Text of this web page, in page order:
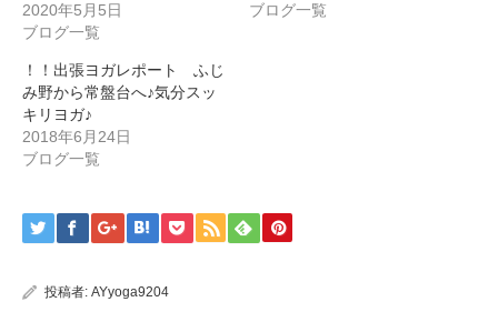
2020年5月5日
ブログ一覧
ブログ一覧
！！出張ヨガレポート ふじ
み野から常盤台へ♪気分スッ
キリヨガ♪
2018年6月24日
ブログ一覧
投稿者: AYyoga9204